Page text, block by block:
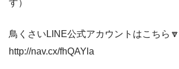
す）
鳥くさいLINE公式アカウントはこちら🔽
http://nav.cx/fhQAYla